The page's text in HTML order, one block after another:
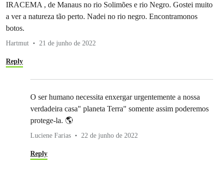
IRACEMA , de Manaus no rio Solimões e rio Negro. Gostei muito
a ver a natureza tão perto. Nadei no rio negro. Encontramonos
botos.
Hartmut 21 de junho de 2022
Reply
O ser humano necessita enxergar urgentemente a nossa
verdadeira casa" planeta Terra" somente assim poderemos
protege-la. 🌎
Luciene Farias 22 de junho de 2022
Reply